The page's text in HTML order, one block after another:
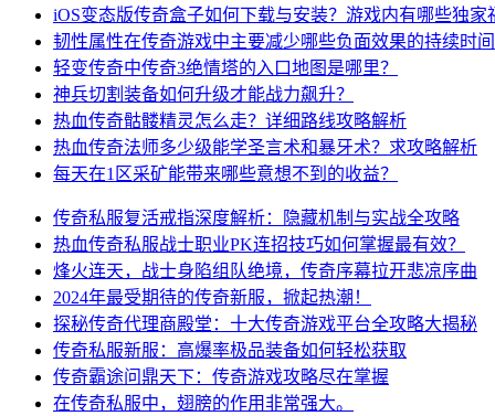
iOS变态版传奇盒子如何下载与安装？游戏内有哪些独家
韧性属性在传奇游戏中主要减少哪些负面效果的持续时间
轻变传奇中传奇3绝情塔的入口地图是哪里？
神兵切割装备如何升级才能战力飙升？
热血传奇骷髅精灵怎么走？详细路线攻略解析
热血传奇法师多少级能学圣言术和暴牙术？求攻略解析
每天在1区采矿能带来哪些意想不到的收益？
传奇私服复活戒指深度解析：隐藏机制与实战全攻略
热血传奇私服战士职业PK连招技巧如何掌握最有效？
烽火连天，战士身陷组队绝境，传奇序幕拉开悲凉序曲
2024年最受期待的传奇新服，掀起热潮！
探秘传奇代理商殿堂：十大传奇游戏平台全攻略大揭秘
传奇私服新服：高爆率极品装备如何轻松获取
传奇霸途问鼎天下：传奇游戏攻略尽在掌握
在传奇私服中，翅膀的作用非常强大。